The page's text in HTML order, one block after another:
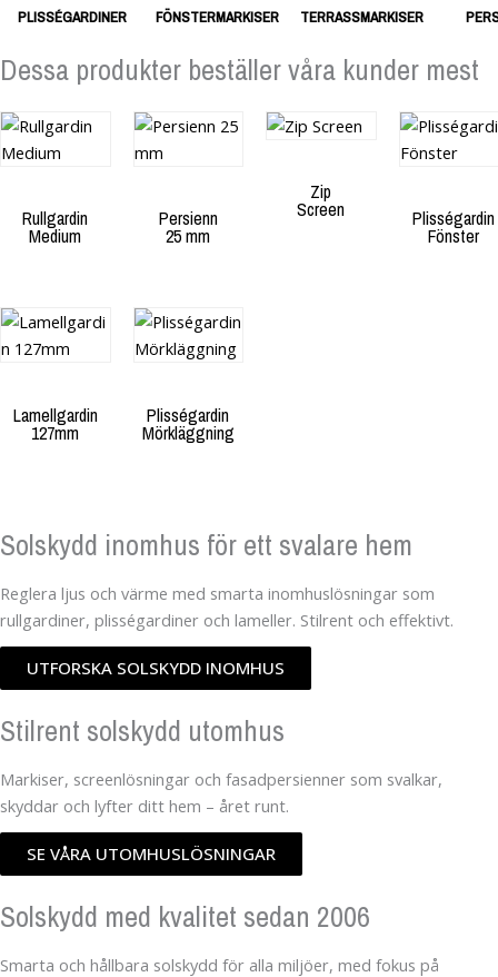
PLISSÉGARDINER FÖNSTERMARKISER TERRASSMARKISER
Dessa produkter beställer våra kunder mest
Rullgardin
Medium
Persienn
25 mm
Zip
Screen Plisségardin
Fönster
Lamellgardin
127mm
Plisségardin
Mörkläggning
Solskydd inomhus för ett svalare hem
Reglera ljus och värme med smarta inomhuslösningar som
rullgardiner, plisségardiner och lameller. Stilrent och effektivt.
UTFORSKA SOLSKYDD INOMHUS
Stilrent solskydd utomhus
Markiser, screenlösningar och fasadpersienner som svalkar,
skyddar och lyfter ditt hem – året runt.
SE VÅRA UTOMHUSLÖSNINGAR
Solskydd med kvalitet sedan 2006
Smarta och hållbara solskydd för alla miljöer, med fokus på